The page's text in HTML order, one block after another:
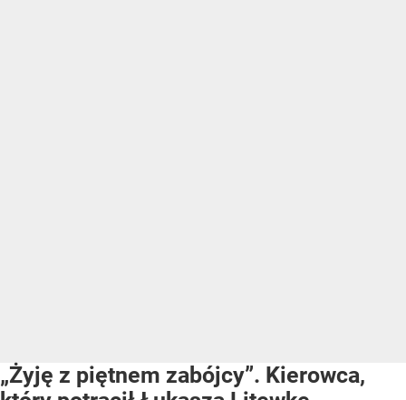
„Żyję z piętnem zabójcy”. Kierowca,